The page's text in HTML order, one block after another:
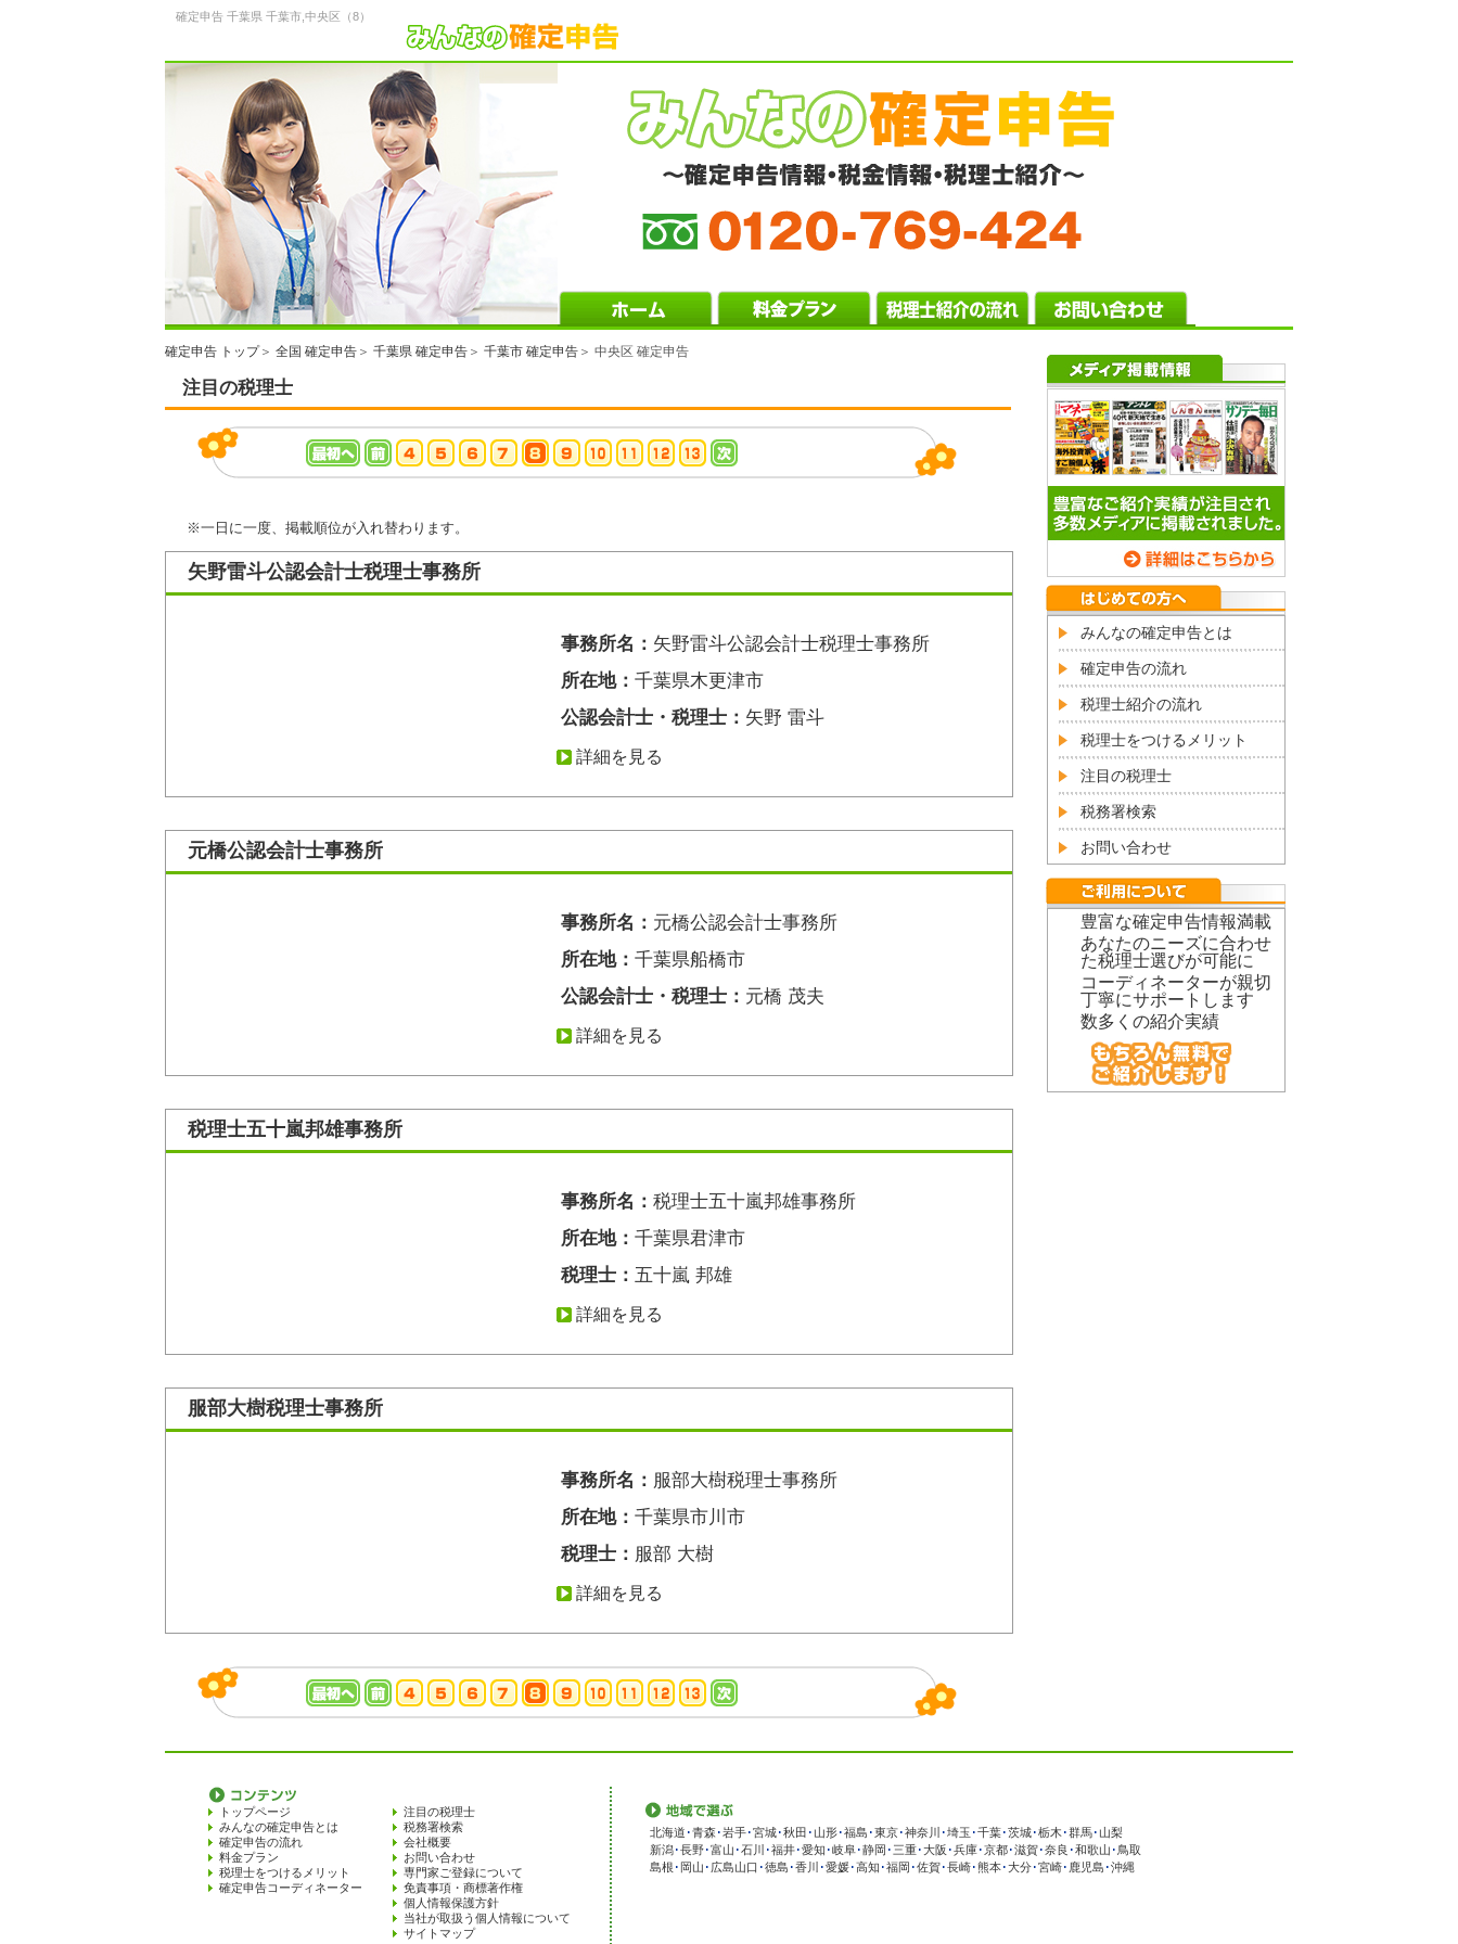
確定申告 千葉県 千葉市,中央区（8）
確定申告 トップ＞ 全国 確定申告 ＞ 千葉県 確定申告 ＞ 千葉市 確定申告 ＞ 中央区 確定申告
注目の税理士
※一日に一度、掲載順位が入れ替わります。
矢野雷斗公認会計士税理士事務所
事務所名： 矢野雷斗公認会計士税理士事務所
所在地： 千葉県木更津市
公認会計士・税理士： 矢野 雷斗
詳細を見る
元橋公認会計士事務所
事務所名： 元橋公認会計士事務所
所在地： 千葉県船橋市
公認会計士・税理士： 元橋 茂夫
詳細を見る
税理士五十嵐邦雄事務所
事務所名： 税理士五十嵐邦雄事務所
所在地： 千葉県君津市
税理士： 五十嵐 邦雄
詳細を見る
服部大樹税理士事務所
事務所名： 服部大樹税理士事務所
所在地： 千葉県市川市
税理士： 服部 大樹
詳細を見る
みんなの確定申告とは
確定申告の流れ
税理士紹介の流れ
税理士をつけるメリット
注目の税理士
税務署検索
お問い合わせ
豊富な確定申告情報満載
あなたのニーズに合わせ
た税理士選びが可能に
コーディネーターが親切
丁寧にサポートします
数多くの紹介実績
トップページ
みんなの確定申告とは
確定申告の流れ
料金プラン
税理士をつけるメリット
確定申告コーディネーター
注目の税理士
税務署検索
会社概要
お問い合わせ
専門家ご登録について
免責事項・商標著作権
個人情報保護方針
当社が取扱う個人情報について
サイトマップ
北海道 ･青森･岩手･宮城･秋田 ･ 山形･福島 ･東京･神奈川 ･埼玉 ･千葉･茨城･栃木 ･群馬･ 山梨
新潟･長野･富山 ･石川 ･福井･愛知 ･岐阜･静岡 ･ 三重･大阪 ･兵庫･京都･滋賀･奈良 ･和歌山 ･ 鳥取
島根 ･ 岡山 ･ 広島山口 ･徳島 ･香川 ･愛媛･高知 ･福岡 ･佐賀･長崎･熊本･大分･宮崎･ 鹿児島 ･沖縄